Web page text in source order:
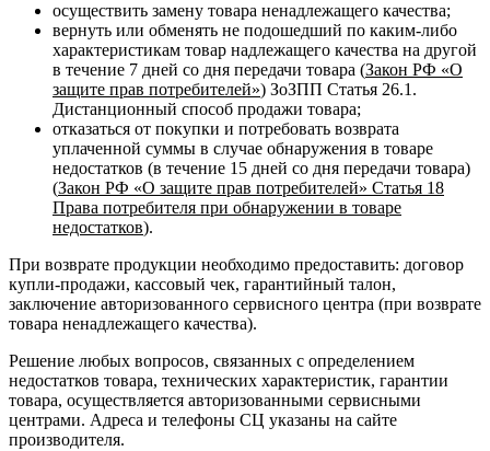
осуществить замену товара ненадлежащего качества;
вернуть или обменять не подошедший по каким-либо
характеристикам товар надлежащего качества на другой
в течение 7 дней со дня передачи товара (Закон РФ «О
защите прав потребителей») ЗоЗПП Статья 26.1.
Дистанционный способ продажи товара;
отказаться от покупки и потребовать возврата
уплаченной суммы в случае обнаружения в товаре
недостатков (в течение 15 дней со дня передачи товара)
(Закон РФ «О защите прав потребителей» Статья 18
Права потребителя при обнаружении в товаре
недостатков).
При возврате продукции необходимо предоставить: договор
купли-продажи, кассовый чек, гарантийный талон,
заключение авторизованного сервисного центра (при возврате
товара ненадлежащего качества).
Решение любых вопросов, связанных с определением
недостатков товара, технических характеристик, гарантии
товара, осуществляется авторизованными сервисными
центрами. Адреса и телефоны СЦ указаны на сайте
производителя.